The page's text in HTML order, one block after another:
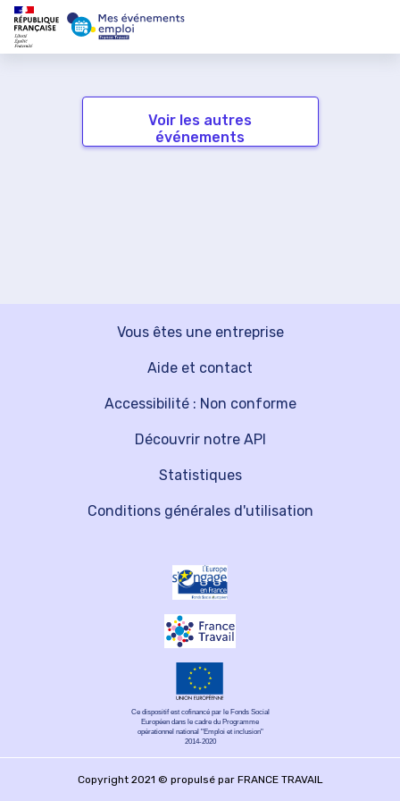
Voir les autres
événements
Vous êtes une entreprise
Découvrir notre API
Aide et contact
Statistiques
Accessibilité : Non conforme
Conditions générales d'utilisation
Ce dispositif est cofinancé par le Fonds Social
Européen dans le cadre du Programme
opérationnel national "Emploi et inclusion"
2014-2020
Copyright 2021 © propulsé par FRANCE TRAVAIL